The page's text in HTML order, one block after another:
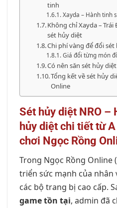
tinh
Xayda – Hành tinh
Không chỉ Xayda –
sét hủy diệt
Chi phí vàng để đổi sét
Giá đổi từng món
Có nên săn sét hủy
Tổng kết về sét hủy
Online
Sét hủy diệt NRO –
hủy diệt chi tiết từ
chơi Ngọc Rồng
Trong Ngọc Rồng Online
triển sức mạnh của nhân
các bộ trang bị cao cấp.
game tồn tại, admin đã